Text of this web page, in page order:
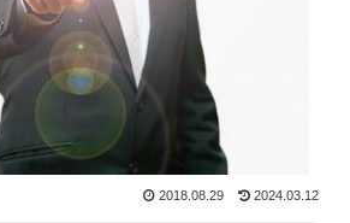
2018.08.29 2024.03.12